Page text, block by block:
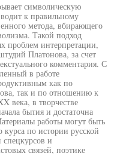
символическую
к правильному
метода, вбирающего
Такой подход
проблем интерпретации,
Платонова, за счет
комментария. С
в работе
как по
так и по отношению к
века, в творчестве
бытия и достаточна
работы могут быть
по истории русской
и
связей, поэтике